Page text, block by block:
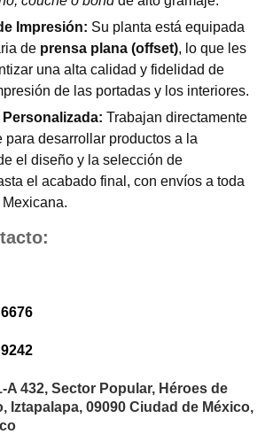
Impresión: Su planta está equipada
de prensa plana (offset), lo que les
una alta calidad y fidelidad de
de las portadas y los interiores.
Trabajan directamente
para desarrollar productos a la
el diseño y la selección de
el acabado final, con envíos a toda
A 432, Sector Popular, Héroes de
Iztapalapa, 09090 Ciudad de México,